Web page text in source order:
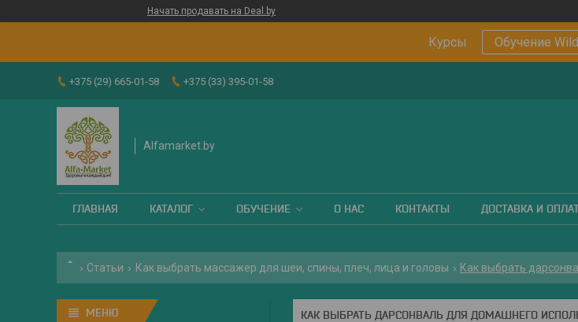
Начать продавать на Deal.by
Курсы Обучение
+375 (29) 665-01-58 +375 (33) 395-01-58
Alfamarket.by
ГЛАВНАЯ КАТАЛОГ ОБУЧЕНИЕ О НАС КОНТАКТЫ ДОСТАВКА И
Статьи Как выбрать массажер для шеи, спины, плеч, лица и головы Как выбрать
КАК ВЫБРАТЬ ДАРСОНВАЛЬ ДЛЯ ДОМАШНЕГО